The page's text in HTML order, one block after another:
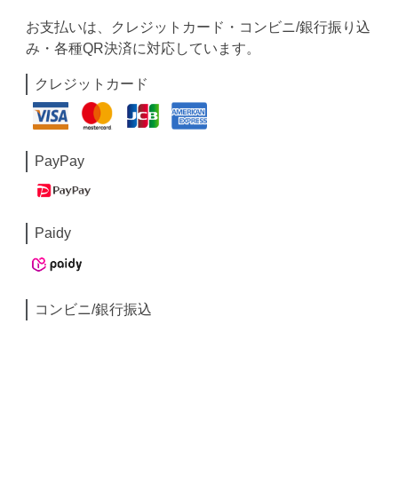
お支払いは、クレジットカード・コンビニ/銀行振り込
み・各種QR決済に対応しています。
クレジットカード
PayPay
Paidy
コンビニ/銀行振込